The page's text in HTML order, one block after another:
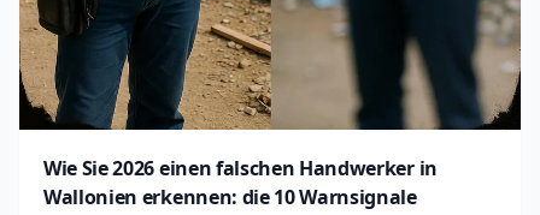
Wie Sie 2026 einen falschen Handwerker in
Wallonien erkennen: die 10 Warnsignale